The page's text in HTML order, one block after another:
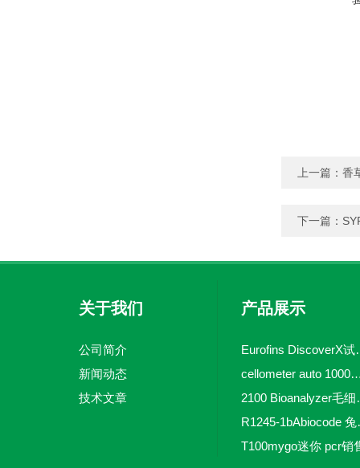
上一篇： 香
下一篇：
关于我们
公司简介
新闻动态
技术文章
产品展示
cellometer auto 1000全自
2100
T100mygo迷你 pcr销